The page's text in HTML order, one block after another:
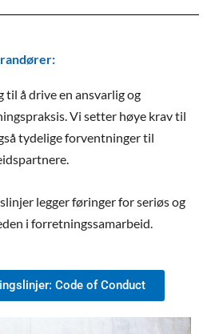
å drive en ansvarlig og
Vi setter høye krav til
tydelige forventninger til
legger føringer for seriøs og
i forretningssamarbeid.
Code of Conduct